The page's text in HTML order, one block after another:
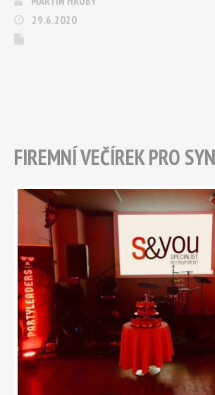
29.6.2020
FIREMNÍ VEČÍREK PRO